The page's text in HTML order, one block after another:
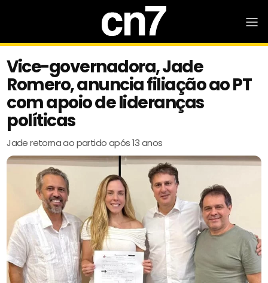
Vice-governadora, Jade
Romero, anuncia filiação ao PT
com apoio de lideranças
políticas
Jade retorna ao partido após 13 anos